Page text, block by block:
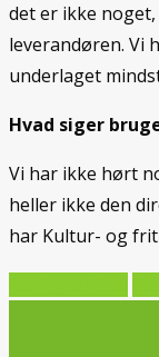
det er ikke
leverandøren. Vi
underlaget
Hvad siger
Vi har ikke hørt
heller ikke den
har Kultur- og